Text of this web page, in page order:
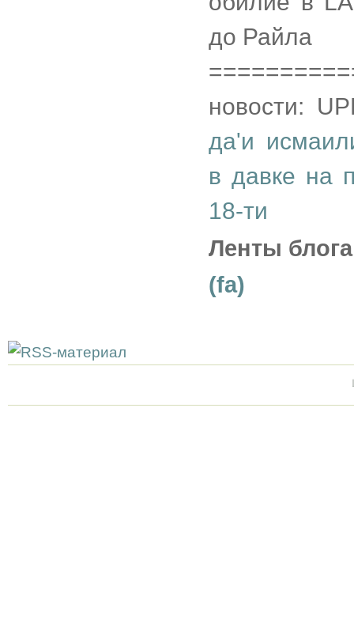
до Райла
новости:
да'и
в давке на
18-ти
Ленты
(fa)